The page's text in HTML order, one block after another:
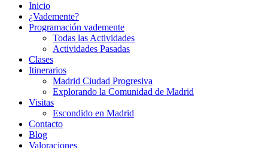
Inicio
¿Vademente?
Programación vademente
Todas las Actividades
Actividades Pasadas
Clases
Itinerarios
Madrid Ciudad Progresiva
Explorando la Comunidad de Madrid
Visitas
Escondido en Madrid
Contacto
Blog
Valoraciones